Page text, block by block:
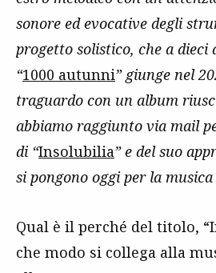
sonore ed evocative degli
progetto solistico, che a dieci
“1000 autunni” giunge nel
traguardo con un album
abbiamo raggiunto via mail
di “Insolubilia” e del suo
si pongono oggi per la
Qual è il perché del titolo,
che modo si collega alla